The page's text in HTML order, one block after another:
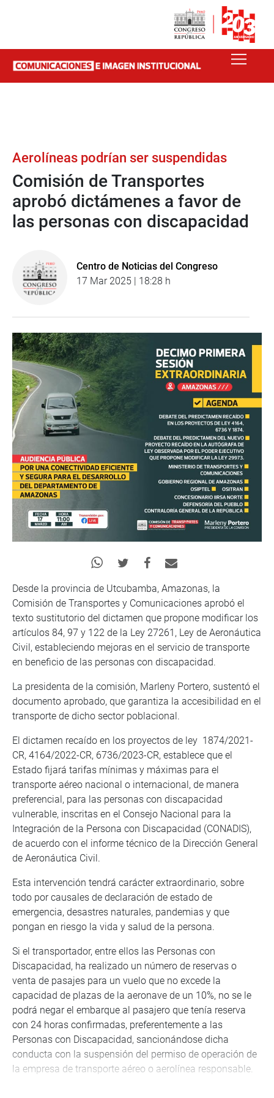
Aerolíneas podrían ser suspendidas
Comisión de Transportes
aprobó dictámenes a favor de
las personas con discapacidad
Centro de Noticias del Congreso
17 Mar 2025 | 18:28 h
Desde la provincia de Utcubamba, Amazonas, la
Comisión de Transportes y Comunicaciones aprobó el
texto sustitutorio del dictamen que propone modificar los
artículos 84, 97 y 122 de la Ley 27261, Ley de Aeronáutica
Civil, estableciendo mejoras en el servicio de transporte
en beneficio de las personas con discapacidad.
La presidenta de la comisión, Marleny Portero, sustentó el
documento aprobado, que garantiza la accesibilidad en el
transporte de dicho sector poblacional.
El dictamen recaído en los proyectos de ley 1874/2021-
CR, 4164/2022-CR, 6736/2023-CR, establece que el
Estado fijará tarifas mínimas y máximas para el
transporte aéreo nacional o internacional, de manera
preferencial, para las personas con discapacidad
vulnerable, inscritas en el Consejo Nacional para la
Integración de la Persona con Discapacidad (CONADIS),
de acuerdo con el informe técnico de la Dirección General
de Aeronáutica Civil.
Esta intervención tendrá carácter extraordinario, sobre
todo por causales de declaración de estado de
emergencia, desastres naturales, pandemias y que
pongan en riesgo la vida y salud de la persona.
Si el transportador, entre ellos las Personas con
Discapacidad, ha realizado un número de reservas o
venta de pasajes para un vuelo que no excede la
capacidad de plazas de la aeronave de un 10%, no se le
podrá negar el embarque al pasajero que tenía reserva
con 24 horas confirmadas, preferentemente a las
Personas con Discapacidad, sancionándose dicha
conducta con la suspensión del permiso de operación de
la empresa de transporte aéreo o aerolínea responsable.